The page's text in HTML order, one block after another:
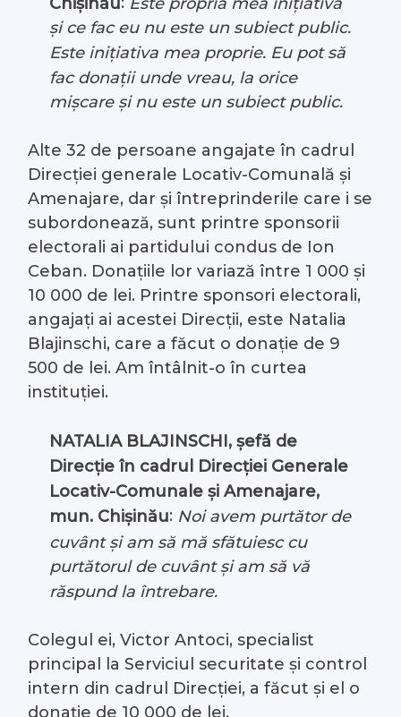
și ce fac eu nu este un subiect public.
Este inițiativa mea proprie. Eu pot să
fac donații unde vreau, la orice
mișcare și nu este un subiect public.
Alte 32 de persoane angajate în cadrul
Direcției generale Locativ-Comunală și
Amenajare, dar și întreprinderile care i se
subordonează, sunt printre sponsorii
electorali ai partidului condus de Ion
Ceban. Donațiile lor variază între 1 000 și
10 000 de lei. Printre sponsori electorali,
angajați ai acestei Direcții, este Natalia
Blajinschi, care a făcut o donație de 9
500 de lei. Am întâlnit-o în curtea
instituției.
NATALIA BLAJINSCHI, șefă de
Direcție în cadrul Direcției Generale
Locativ-Comunale și Amenajare,
mun. Chișinău: Noi avem purtător de
cuvânt și am să mă sfătuiesc cu
purtătorul de cuvânt și am să vă
răspund la întrebare.
Colegul ei, Victor Antoci, specialist
principal la Serviciul securitate și control
intern din cadrul Direcției, a făcut și el o
donație de 10 000 de lei.